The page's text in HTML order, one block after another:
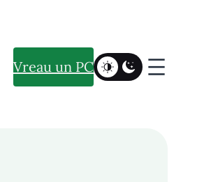
Vreau un PC